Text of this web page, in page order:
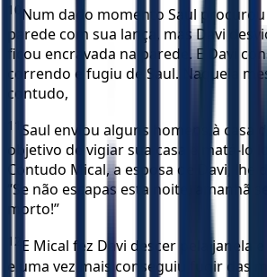
10 Num dado momento Saul
parede com sua lança, mas Davi
ficou encravada na parede. E Davi
correndo e fugiu de Saul. Naquela
contudo,
11
Saul enviou alguns homens à casa
objetivo de vigiar sua casa e matá-lo
Contudo Mical, a esposa de Davi, lhe
“Se não escapas esta noite, amanhã
morto!”
12 E Mical fez Davi descer pela janela
e uma vez mais conseguiu fugir das